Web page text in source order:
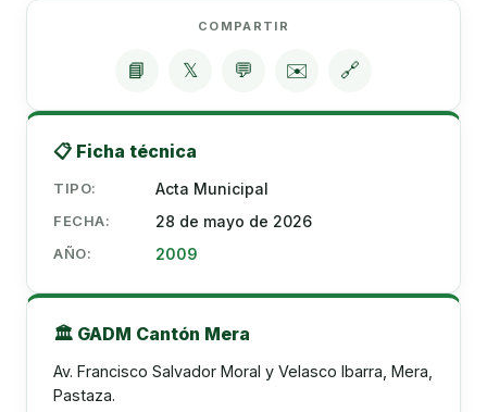
COMPARTIR
📘 𝕏 💬 ✉️ 🔗
📋 Ficha técnica
TIPO: Acta Municipal
FECHA: 28 de mayo de 2026
AÑO: 2009
🏛️ GADM Cantón Mera
Av. Francisco Salvador Moral y Velasco Ibarra, Mera,
Pastaza.